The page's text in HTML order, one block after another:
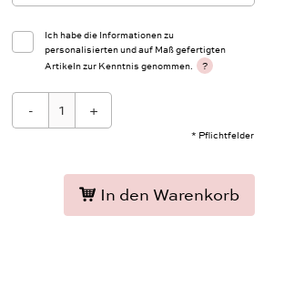
Ich habe die Informationen zu
personalisierten und auf Maß gefertigten
Artikeln zur Kenntnis genommen.
?
* Pflichtfelder
- +
In den Warenkorb